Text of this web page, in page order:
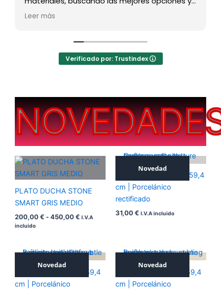
con sus
por todo!
Verificado por: Trustindex
PLATO DUCHA STONE
SMART GRIS MEDIO
200,00€ -450,00€
Rango
precios:
200,00 €
hasta
I.V.A
incluido
Novedad
ICONIC SILVER 59,4×59,4
cm | Porcelánico
rectificado
31,00€ I.V.A incluido
Novedad
ICONIC NOCE 59,4×59,4
cm | Porcelánico
Novedad
ICONIC BEIGE 59,4×59,4
cm | Porcelánico